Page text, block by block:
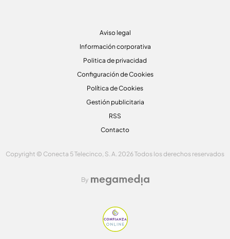
Aviso legal
Información corporativa
Politica de privacidad
Configuración de Cookies
Política de Cookies
Gestión publicitaria
RSS
Contacto
Copyright © Conecta 5 Telecinco, S. A. 2026 Todos los derechos reservados
By